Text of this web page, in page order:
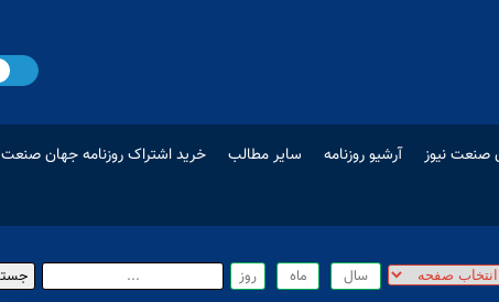
صنعت نیوز آرشیو روزنامه سایر مطالب
خرید اشتراک روزنامه جهان صنعت